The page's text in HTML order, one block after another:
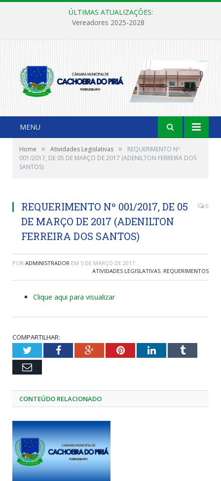
ÚLTIMAS ATUALIZAÇÕES:
Vereadores 2025-2028
MENU
Home » Atividades Legislativas »
REQUERIMENTO Nº
001/2017, DE 05 DE MARÇO DE 2017 (ADENILTON FERREIRA DOS
SANTOS)
REQUERIMENTO Nº 001/2017, DE 05
DE MARÇO DE 2017 (ADENILTON
FERREIRA DOS SANTOS)
0
POR ADMINISTRADOR EM 5 DE MARÇO DE 2017
ATIVIDADES LEGISLATIVAS, REQUERIMENTOS
Clique aqui para visualizar
COMPARTILHAR:
TwitterFacebookGoogle+PinterestLinkedInTumblr
Email
CONTEÚDO RELACIONADO